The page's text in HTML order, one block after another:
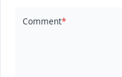
Comment*